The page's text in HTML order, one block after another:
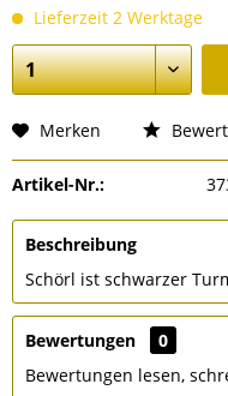
Lieferzeit 2 Werktage
Merken
Artikel-Nr.:
Beschreibung
Schörl ist schwarzer
Bewertungen
0
Bewertungen lesen,